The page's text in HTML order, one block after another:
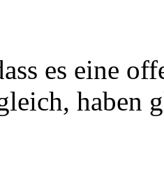
es eine
haben